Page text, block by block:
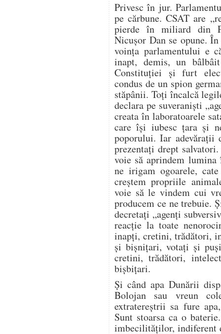
Privesc în jur.
pe cărbune. CSAT are
pierde în miliard din
Nicușor Dan se opune.
voința parlamentului e
inapt, demis, un
Constituției și furt
condus de un spion
stăpânii. Toți încalcă
declara pe suveraniști
creata în laboratoarele
care își iubesc țara și
poporului. Iar adevărații
prezentați drept
voie să aprindem lumina
ne irigam ogoarele,
creștem propriile
voie să le vindem cui
producem ce ne trebuie.
decretați „agenți
reacție la toate
inapți, cretini, trădători,
și bișnițari, votați și
cretini, trădători,
bișbițari.
Și când apa Dunării
Bolojan sau vreun
extratereștrii sa fure
Sunt stoarsa ca o
imbecilităților, indiferent